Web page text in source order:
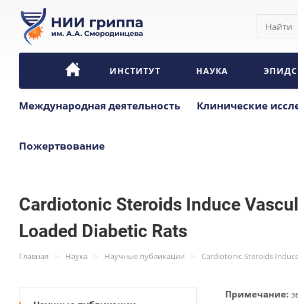
ИНСТИТУТ НАУКА
Международная деятельность Клинические
Пожертвование
Cardiotonic Steroids Induce
Loaded Diabetic Rats
Главная > Наука > Научные публикации > Cardiotonic Steroids
Примечание: